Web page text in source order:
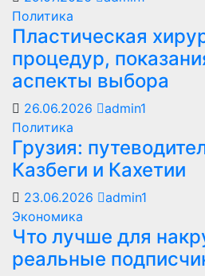
Политика
Пластическая
процедур,
аспекты выбора
26.06.2026
admin1
Политика
Грузия:
Казбеги и Кахетии
23.06.2026
admin1
Экономика
Что лучше для
реальные